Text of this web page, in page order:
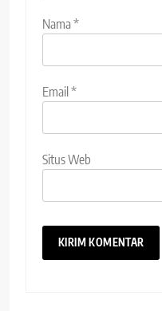
Nama*
Email*
Situs Web